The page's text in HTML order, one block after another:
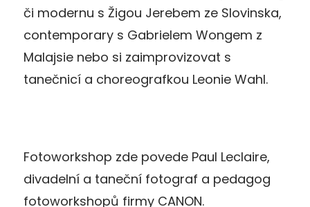
či modernu s Žigou Jerebem ze Slovinska,
contemporary s Gabrielem Wongem z
Malajsie nebo si zaimprovizovat s
tanečnicí a choreografkou Leonie Wahl.
Fotoworkshop zde povede Paul Leclaire,
divadelní a taneční fotograf a pedagog
fotoworkshopů firmy CANON.